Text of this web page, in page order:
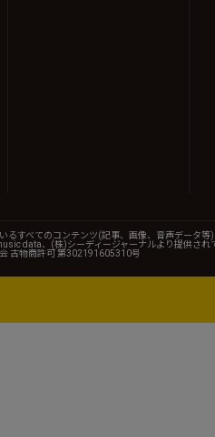
るすべてのコンテンツ(記事、画像、音声データ
data、(株)シーディージャーナルより提供され
古物商許可 第302191605310号